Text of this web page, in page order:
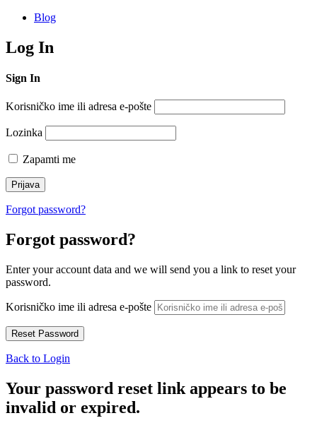
Blog
Log In
Sign In
Korisničko ime ili adresa e-pošte
Lozinka
Zapamti me
Forgot password?
Forgot password?
Enter your account data and we will send you a link to reset your
password.
Korisničko ime ili adresa e-pošte
Back to Login
Your password reset link appears to be
invalid or expired.